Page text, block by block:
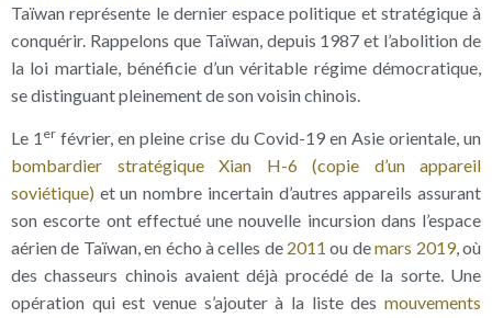
Taïwan représente le dernier espace politique et stratégique à
conquérir. Rappelons que Taïwan, depuis 1987 et l’abolition de
la loi martiale, bénéficie d’un véritable régime démocratique,
se distinguant pleinement de son voisin chinois.
Le 1 er février, en pleine crise du Covid-19 en Asie orientale, un
bombardier stratégique Xian H-6 (copie d’un appareil
soviétique) et un nombre incertain d’autres appareils assurant
son escorte ont effectué une nouvelle incursion dans l’espace
aérien de Taïwan, en écho à celles de 2011 ou demars 2019, où
des chasseurs chinois avaient déjà procédé de la sorte. Une
opération qui est venue s’ajouter à la liste des mouvements